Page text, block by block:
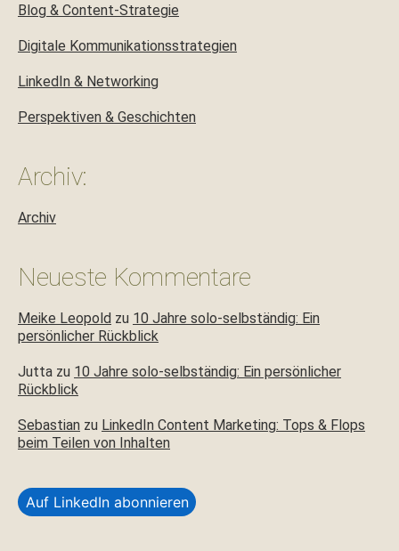
Blog & Content-Strategie
Digitale Kommunikationsstrategien
LinkedIn & Networking
Perspektiven & Geschichten
Archiv:
Archiv
Neueste Kommentare
Meike Leopold zu 10 Jahre solo-selbständig: Ein
persönlicher Rückblick
Jutta zu 10 Jahre solo-selbständig: Ein persönlicher
Rückblick
Sebastian zu LinkedIn Content Marketing: Tops & Flops
beim Teilen von Inhalten
Auf LinkedIn abonnieren